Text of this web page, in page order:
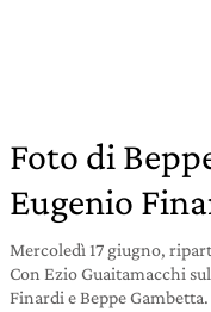
Foto di
Eugenio
Mercoledì 17 giugno,
Con Ezio Guaitamacchi
Finardi e Beppe Gambetta.